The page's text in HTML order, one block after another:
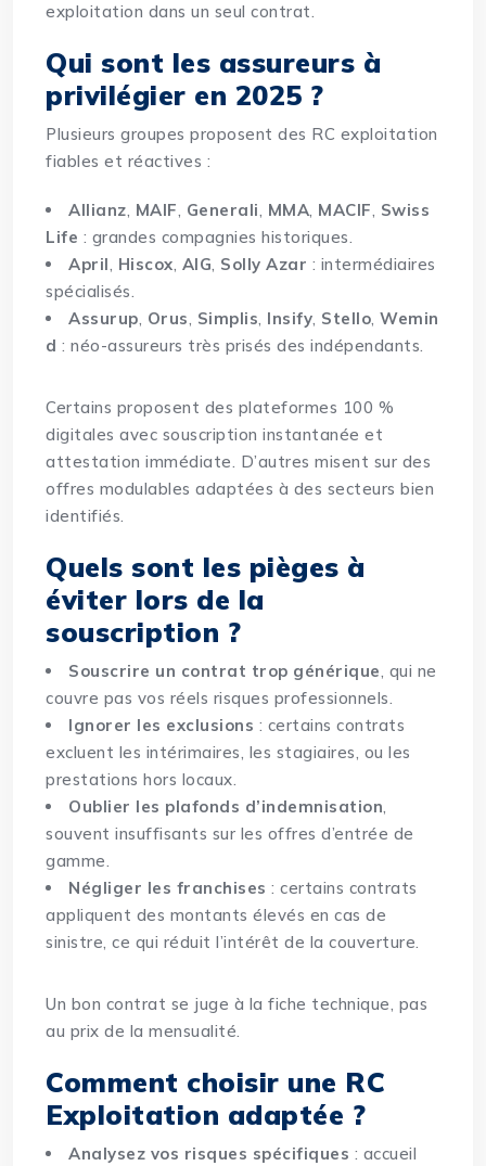
exploitation dans un seul contrat.
Qui sont les assureurs à
privilégier en 2025 ?
Plusieurs groupes proposent des RC exploitation
fiables et réactives :
Allianz, MAIF, Generali, MMA, MACIF, Swiss
Life : grandes compagnies historiques.
April, Hiscox, AIG, Solly Azar : intermédiaires
spécialisés.
Assurup, Orus, Simplis, Insify, Stello,Wemin
d : néo-assureurs très prisés des indépendants.
Certains proposent des plateformes 100 %
digitales avec souscription instantanée et
attestation immédiate. D’autres misent sur des
offres modulables adaptées à des secteurs bien
identifiés.
Quels sont les pièges à
éviter lors de la
souscription ?
Souscrire un contrat trop générique, qui ne
couvre pas vos réels risques professionnels.
Ignorer les exclusions : certains contrats
excluent les intérimaires, les stagiaires, ou les
prestations hors locaux.
Oublier les plafonds d’indemnisation,
souvent insuffisants sur les offres d’entrée de
gamme.
Négliger les franchises : certains contrats
appliquent des montants élevés en cas de
sinistre, ce qui réduit l’intérêt de la couverture.
Un bon contrat se juge à la fiche technique, pas
au prix de la mensualité.
Comment choisir une RC
Exploitation adaptée ?
Analysez vos risques spécifiques : accueil